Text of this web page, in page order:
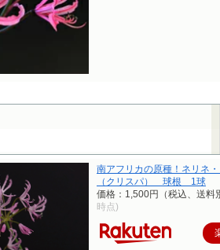
南アフリカの原種！ネリネ
（クリスパ） 球根 1球
価格：1,500円（税込、送料
時点)